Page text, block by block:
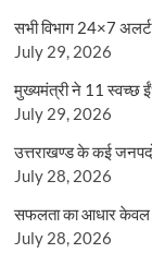
सभी विभाग 24×7
July 29, 2026
मुख्यमंत्री ने 11 स्वच्छ
July 29, 2026
उत्तराखण्ड के कई
July 28, 2026
सफलता का आधार केवल
July 28, 2026